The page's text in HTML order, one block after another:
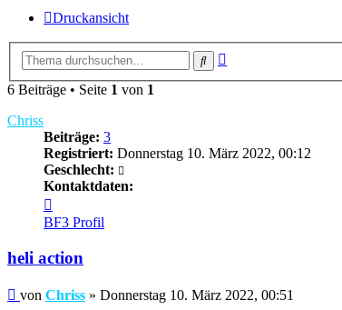
Druckansicht
Suche
6 Beiträge • Seite 1 von 1
Chriss
Beiträge: 3
Registriert: Donnerstag 10. März 2022, 00:12
Geschlecht:
Kontaktdaten:
von
Chriss
BF3 Profil
heli action
Beitrag
von Chriss » Donnerstag 10. März 2022, 00:51